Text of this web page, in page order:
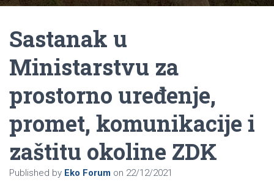
Sastanak u
Ministarstvu za
prostorno uređenje,
promet, komunikacije i
zaštitu okoline ZDK
Published by Eko Forum on 22/12/2021